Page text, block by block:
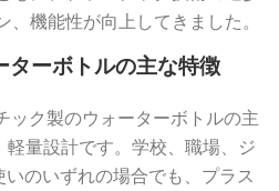
機能性が向上してきました。
ターボトルの主な特徴
ック製のウォーターボトルの主
軽量設計です。学校、職場、ジ
のいずれの場合でも、プラス